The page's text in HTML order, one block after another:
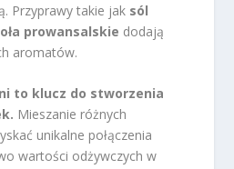
Przyprawy takie jak sól
prowansalskie dodają
aromatów.
to klucz do stworzenia
Mieszanie różnych
unikalne połączenia
wartości odżywczych w